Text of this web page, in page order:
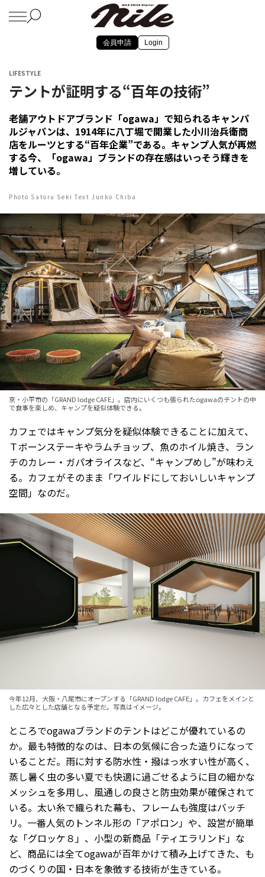
会員申請 Login
LIFESTYLE
テントが証明する“百年の技術”
老舗アウトドアブランド「ogawa」で知られるキャンパ
ルジャパンは、1914年に八丁堀で開業した小川治兵衛商
店をルーツとする“百年企業”である。キャンプ人気が再燃
する今、「ogawa」ブランドの存在感はいっそう輝きを
増している。
Photo Satoru Seki Text Junko Chiba
京・小平市の「GRAND lodge CAFE」。店内にいくつも張られたogawaのテントの中
で食事を楽しめ、キャンプを疑似体験できる。
カフェではキャンプ気分を疑似体験できることに加えて、
Ｔボーンステーキやラムチョップ、魚のホイル焼き、ラン
チのカレー・ガパオライスなど、“キャンプめし”が味わえ
る。カフェがそのまま「ワイルドにしておいしいキャンプ
空間」なのだ。
今年12月、大阪・八尾市にオープンする「GRAND lodge CAFE」。カフェをメインと
した広々とした店舗となる予定だ。写真はイメージ。
ところでogawaブランドのテントはどこが優れているの
か。最も特徴的なのは、日本の気候に合った造りになって
いることだ。雨に対する防水性・撥はっ水すい性が高く、
蒸し暑く虫の多い夏でも快適に過ごせるように目の細かな
メッシュを多用し、風通しの良さと防虫効果が確保されて
いる。太い糸で織られた幕も、フレームも強度はバッチ
リ。一番人気のトンネル形の「アポロン」や、設営が簡単
な「グロッケ８」、小型の新商品「ティエラリンド」な
ど、商品には全てogawaが百年かけて積み上げてきた、も
のづくりの国・日本を象徴する技術が生きている。